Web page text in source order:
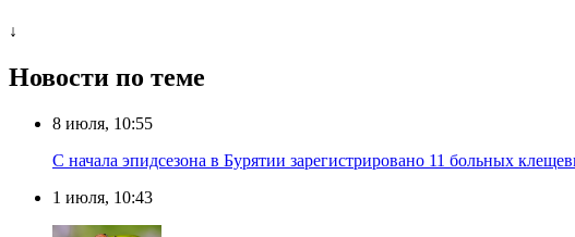
↓
Новости по теме
8 июля, 10:55
С начала эпидсезона в Бурятии зарегистрировано 11 больных
1 июля, 10:43